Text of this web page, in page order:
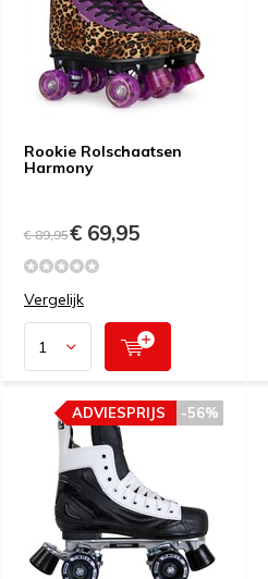
Rookie Rolschaatsen
Harmony
€ 89,95€ 69,95
Vergelijk
-56%
ADVIESPRIJS